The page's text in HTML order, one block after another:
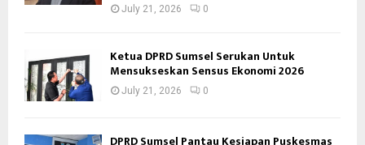
July 21, 2026 0
Ketua DPRD Sumsel Serukan Untuk
Mensukseskan Sensus Ekonomi 2026
July 21, 2026 0
DPRD Sumsel Pantau Kesiapan Puskesmas